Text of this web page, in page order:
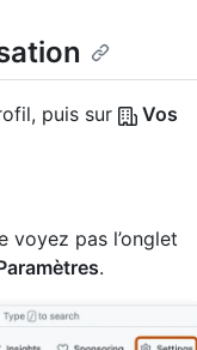
puis sur
Vos
voyez pas l’onglet
.